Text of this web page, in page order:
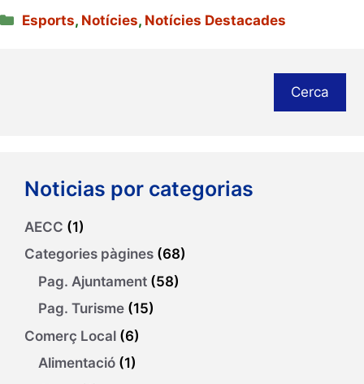
Categories
Esports, Notícies, Notícies Destacades
Cerca
Noticias por categorias
AECC (1)
Categories pàgines (68)
Pag. Ajuntament (58)
Pag. Turisme (15)
Comerç Local (6)
Alimentació (1)